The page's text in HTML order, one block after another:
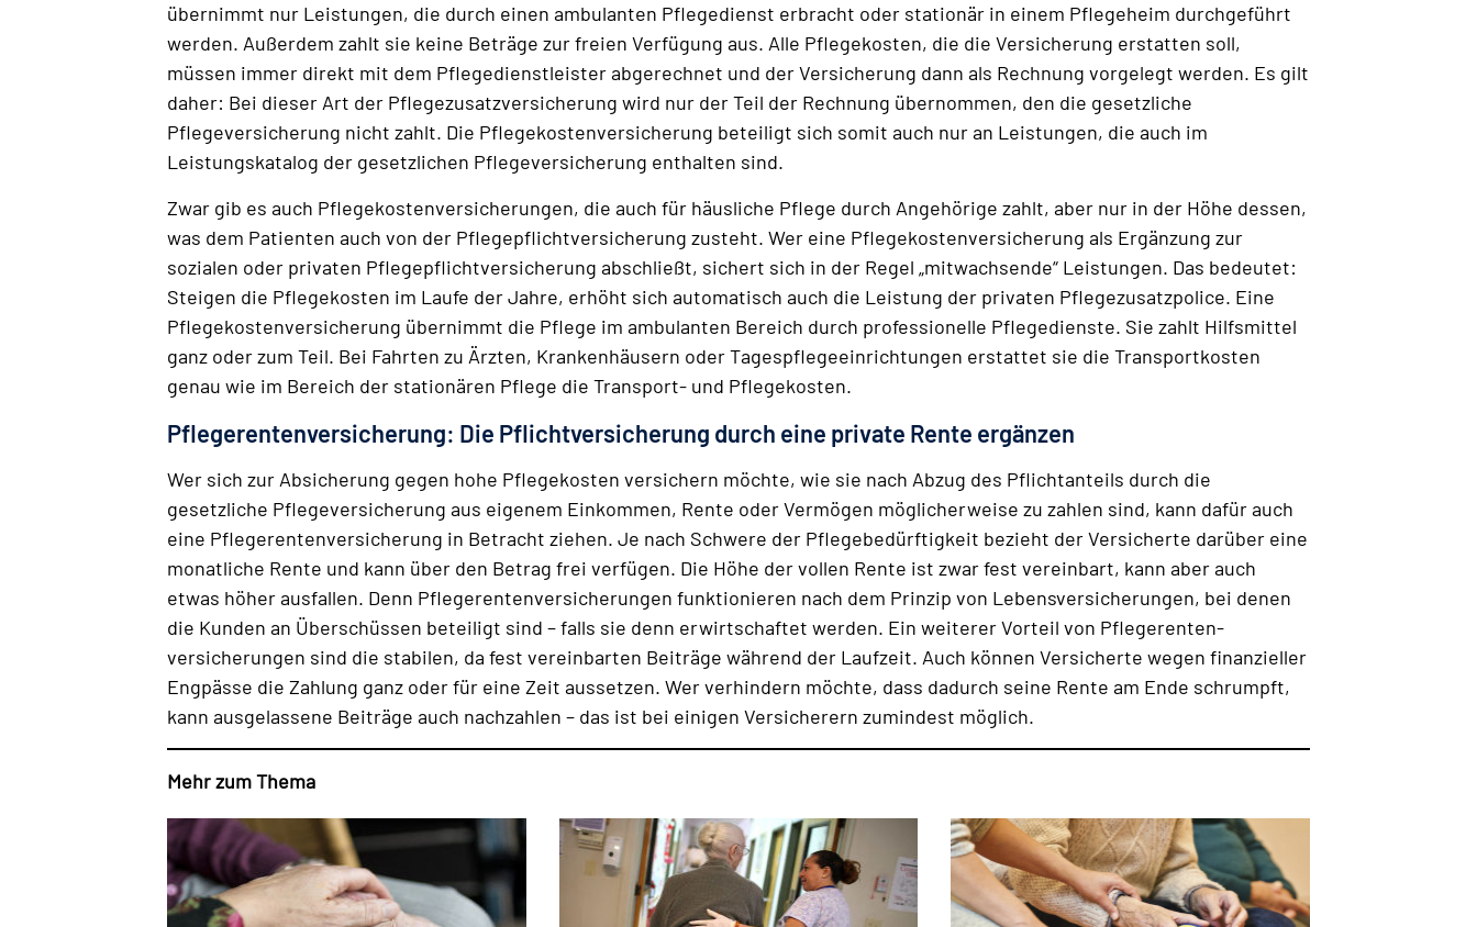
übernimmt nur Leistungen, die durch einen ambulanten Pflegedienst erbracht oder stationär in einem Pflegeheim durchgeführt
werden. Außerdem zahlt sie keine Beträge zur freien Verfügung aus. Alle Pflegekosten, die die Versicherung erstatten soll,
müssen immer direkt mit dem Pflegedienstleister abgerechnet und der Versicherung dann als Rechnung vorgelegt werden. Es gilt
daher: Bei dieser Art der Pflegezusatzversicherung wird nur der Teil der Rechnung übernommen, den die gesetzliche
Pflegeversicherung nicht zahlt. Die Pflegekostenversicherung beteiligt sich somit auch nur an Leistungen, die auch im
Leistungskatalog der gesetzlichen Pflegeversicherung enthalten sind.
Zwar gib es auch Pflegekostenversicherungen, die auch für häusliche Pflege durch Angehörige zahlt, aber nur in der Höhe dessen,
was dem Patienten auch von der Pflegepflichtversicherung zusteht. Wer eine Pflegekostenversicherung als Ergänzung zur
sozialen oder privaten Pflegepflichtversicherung abschließt, sichert sich in der Regel „mitwachsende“ Leistungen. Das bedeutet:
Steigen die Pflegekosten im Laufe der Jahre, erhöht sich automatisch auch die Leistung der privaten Pflegezusatzpolice. Eine
Pflegekostenversicherung übernimmt die Pflege im ambulanten Bereich durch professionelle Pflegedienste. Sie zahlt Hilfsmittel
ganz oder zum Teil. Bei Fahrten zu Ärzten, Krankenhäusern oder Tagespflegeeinrichtungen erstattet sie die Transportkosten
genau wie im Bereich der stationären Pflege die Transport- und Pflegekosten.
Pflegerentenversicherung: Die Pflichtversicherung durch eine private Rente ergänzen
Wer sich zur Absicherung gegen hohe Pflegekosten versichern möchte, wie sie nach Abzug des Pflichtanteils durch die
gesetzliche Pflegeversicherung aus eigenem Einkommen, Rente oder Vermögen möglicherweise zu zahlen sind, kann dafür auch
eine Pflegerenten­versicherung in Betracht ziehen. Je nach Schwere der Pflegebedürftig­keit bezieht der Versicherte darüber eine
monatliche Rente und kann über den Betrag frei verfügen. Die Höhe der vollen Rente ist zwar fest vereinbart, kann aber auch
etwas höher ausfallen. Denn Pflegerenten­versicherungen funktionieren nach dem Prinzip von Lebens­versicherungen, bei denen
die Kunden an Über­schüssen beteiligt sind – falls sie denn erwirt­schaftet werden. Ein weiterer Vorteil von Pflegerenten­
versicherungen sind die stabilen, da fest vereinbarten Beiträge während der Lauf­zeit. Auch können Versicherte wegen finanzieller
Engpässe die Zahlung ganz oder für eine Zeit aussetzen. Wer verhindern möchte, dass dadurch seine Rente am Ende schrumpft,
kann ausgelassene Beiträge auch nach­zahlen – das ist bei einigen Versicherern zumindest möglich.
Mehr zum Thema